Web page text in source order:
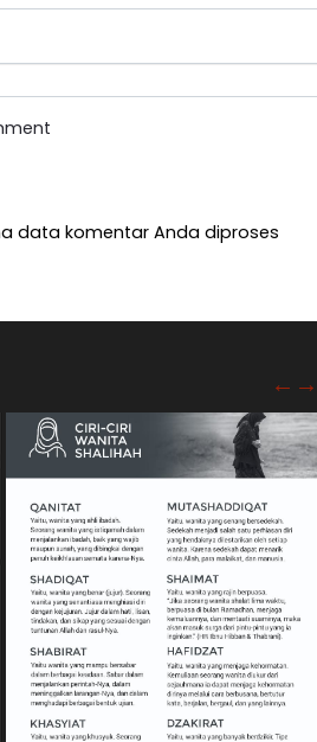
data komentar Anda diproses